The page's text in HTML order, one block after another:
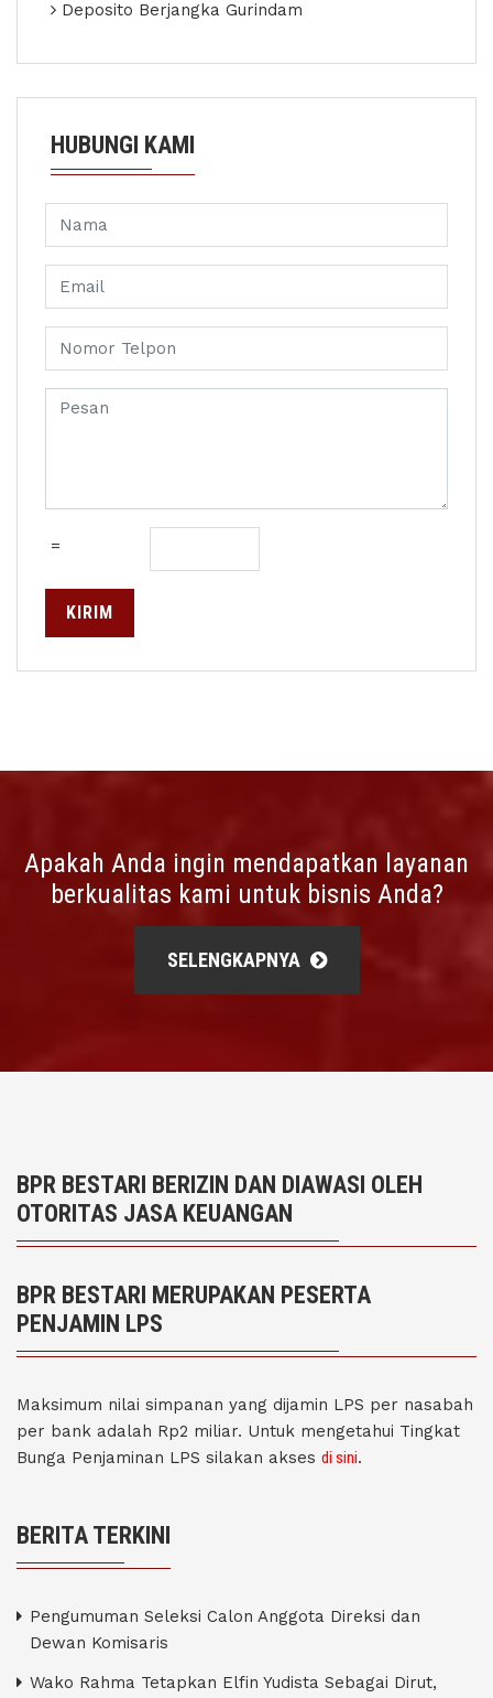
Deposito Berjangka Gurindam
HUBUNGI KAMI
=
KIRIM
Apakah Anda ingin mendapatkan layanan
berkualitas kami untuk bisnis Anda?
SELENGKAPNYA
BPR BESTARI BERIZIN DAN DIAWASI OLEH
OTORITAS JASA KEUANGAN
BPR BESTARI MERUPAKAN PESERTA
PENJAMIN LPS
Maksimum nilai simpanan yang dijamin LPS per nasabah
per bank adalah Rp2 miliar. Untuk mengetahui Tingkat
Bunga Penjaminan LPS silakan akses di sini.
BERITA TERKINI
Pengumuman Seleksi Calon Anggota Direksi dan
Dewan Komisaris
Wako Rahma Tetapkan Elfin Yudista Sebagai Dirut,